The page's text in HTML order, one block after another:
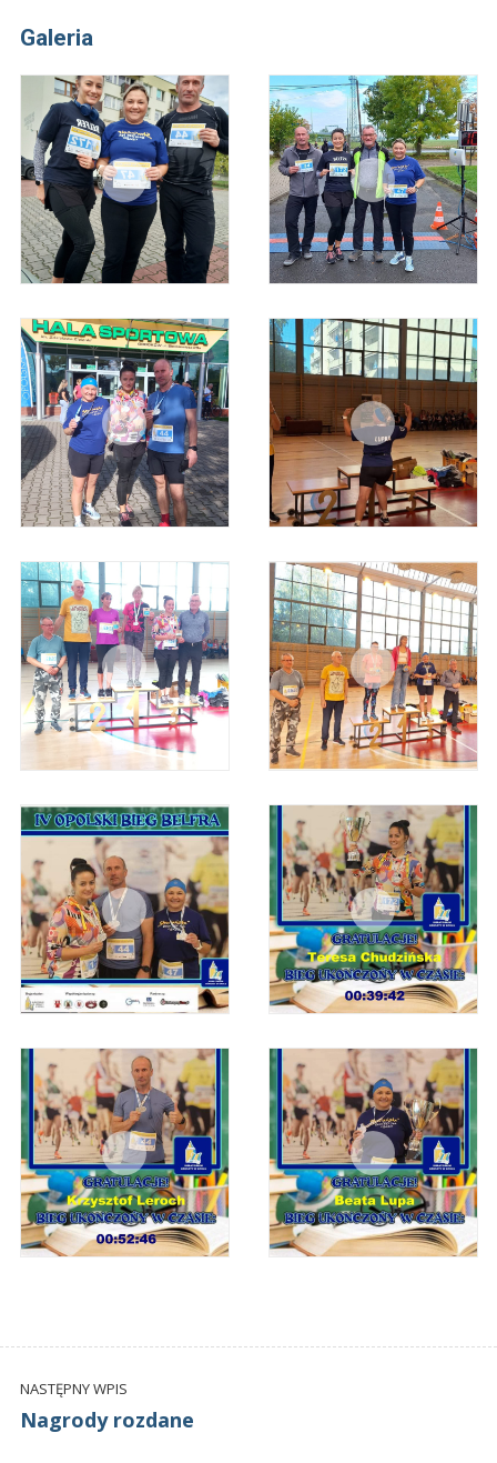
Galeria
NASTĘPNY WPIS
Nagrody rozdane